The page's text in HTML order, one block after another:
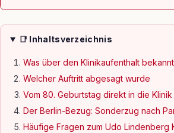
📑 Inhaltsverzeichnis
Was über den Klinikaufenthalt
Welcher Auftritt abgesagt wurde
Vom 80. Geburtstag direkt in die Klinik
Der Berlin-Bezug: Sonderzug nach
Häufige Fragen zum Udo Lindenberg